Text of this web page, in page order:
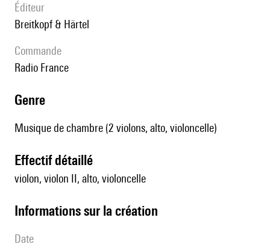
éditeur
Breitkopf & Härtel
Commande
Radio France
genre
Musique de chambre (2 violons, alto, violoncelle)
effectif détaillé
violon, violon II, alto, violoncelle
informations sur la création
date